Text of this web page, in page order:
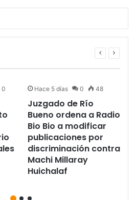
0 Hace 5 días 0 48
Juzgado de Río
Bueno ordena a Radio
Bio Bio a modificar
publicaciones por
discriminación contra
Machi Millaray
Huichalaf